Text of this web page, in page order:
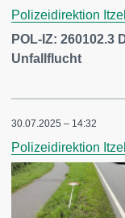
Polizeidirektion
POL-IZ: 260102.3
Unfallflucht
30.07.2025 – 14:32
Polizeidirektion